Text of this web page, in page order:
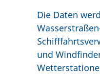
Die Daten
und